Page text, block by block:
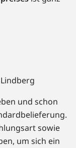
und schon
sowie
um sich ein